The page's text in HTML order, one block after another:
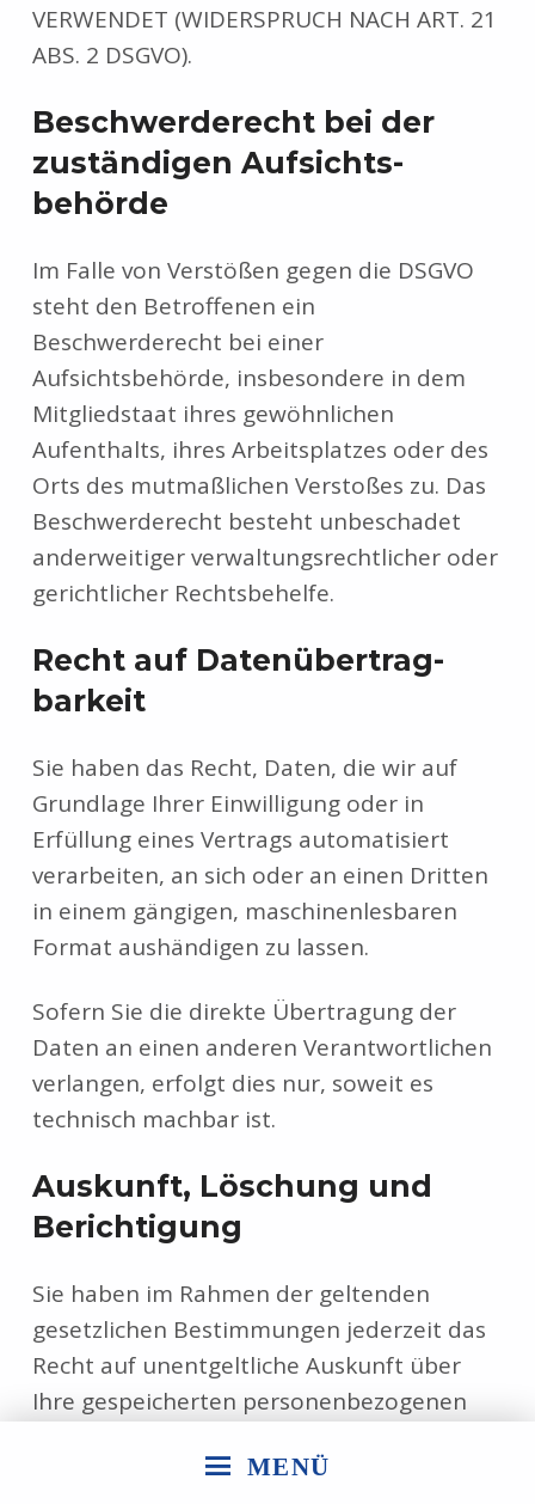
MENÜ
VERWENDET (WIDERSPRUCH NACH ART. 21
ABS. 2 DSGVO).
Beschwerde­recht bei der
zuständigen Aufsichts­
behörde
Im Falle von Verstößen gegen die DSGVO
steht den Betroffenen ein
Beschwerderecht bei einer
Aufsichtsbehörde, insbesondere in dem
Mitgliedstaat ihres gewöhnlichen
Aufenthalts, ihres Arbeitsplatzes oder des
Orts des mutmaßlichen Verstoßes zu. Das
Beschwerderecht besteht unbeschadet
anderweitiger verwaltungsrechtlicher oder
gerichtlicher Rechtsbehelfe.
Recht auf Daten­übertrag­
barkeit
Sie haben das Recht, Daten, die wir auf
Grundlage Ihrer Einwilligung oder in
Erfüllung eines Vertrags automatisiert
verarbeiten, an sich oder an einen Dritten
in einem gängigen, maschinenlesbaren
Format aushändigen zu lassen.
Sofern Sie die direkte Übertragung der
Daten an einen anderen Verantwortlichen
verlangen, erfolgt dies nur, soweit es
technisch machbar ist.
Auskunft, Löschung und
Berichtigung
Sie haben im Rahmen der geltenden
gesetzlichen Bestimmungen jederzeit das
Recht auf unentgeltliche Auskunft über
Ihre gespeicherten personenbezogenen
und den Zweck der Datenverarbeitung und